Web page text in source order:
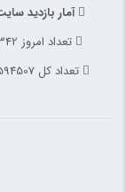
آمار بازدید
تعداد امروز 342
تعداد کل 2594507